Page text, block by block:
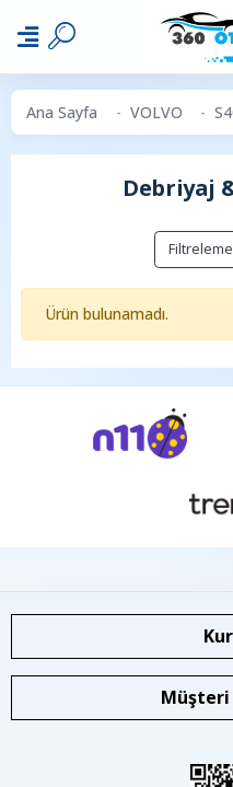
Ana Sayfa VOLVO
Debriyaj
Filtreleme
Ürün bulunamadı.